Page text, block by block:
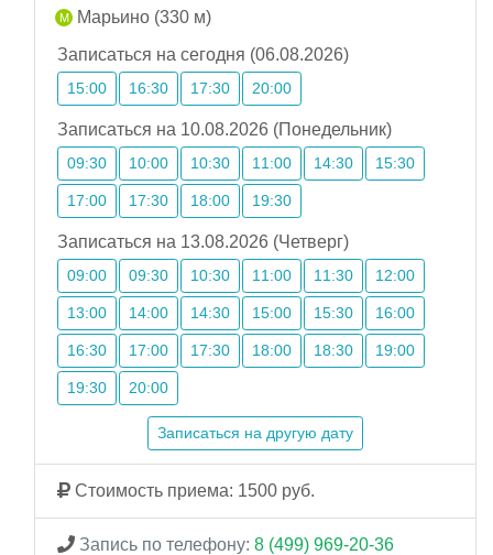
Марьино (330 м)
Записаться на сегодня (06.08.2026)
15:00 16:30 17:30 20:00
Записаться на 10.08.2026 (Понедельник)
09:30 10:00 10:30 11:00 14:30 15:30
17:00 17:30 18:00 19:30
Записаться на 13.08.2026 (Четверг)
09:00 09:30 10:30 11:00 11:30 12:00
13:00 14:00 14:30 15:00 15:30 16:00
16:30 17:00 17:30 18:00 18:30 19:00
19:30 20:00
Записаться на другую дату
Стоимость приема: 1500 руб.
Запись по телефону: 8 (499) 969-20-36